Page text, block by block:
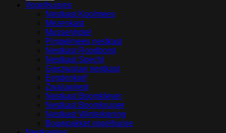
Vogelhuisjes
Nestkast Koolmees
Mezenkast
Mussenhotel
Pimpelmees nestkast
Nestkast Roodborst
Nestkast Specht
Gierzwaluw nestkast
Eendenkorf
Zwaluwnest
Nestkast Boomklever
Nestkast Boomkruiper
Nestkast Winterkoning
Bouwpakket vogelhuisje